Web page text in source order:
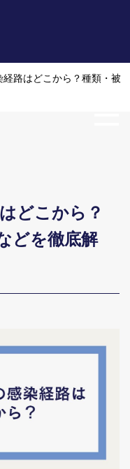
経路はどこから？種類・被
どこから？
どを徹底解